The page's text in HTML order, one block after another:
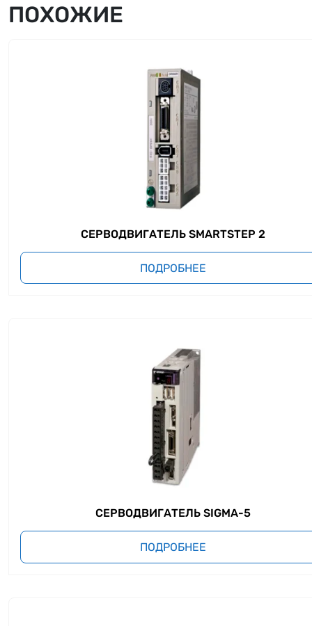
ПОХОЖИЕ
СЕРВОДВИГАТЕЛЬ SMARTSTEP 2
ПОДРОБНЕЕ
СЕРВОДВИГАТЕЛЬ SIGMA-5
ПОДРОБНЕЕ